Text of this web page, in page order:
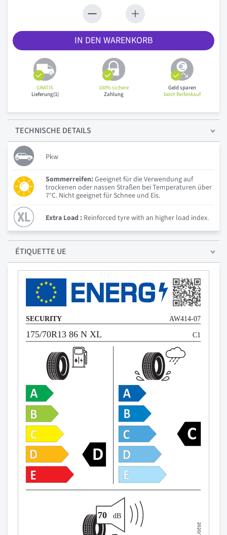
IN DEN WARENKORB
GRATIS
Lieferung(1)
100% sichere
Zahlung
Geld sparen
beim Reifenkauf
TECHNISCHE DETAILS
Pkw
Sommerreifen:Geeignet für die Verwendung auf
trockenen oder nassen Straßen bei Temperaturen über
7°C. Nicht geeignet für Schnee und Eis.
Extra Load : Reinforced tyre with an higher load index.
ÉTIQUETTE UE